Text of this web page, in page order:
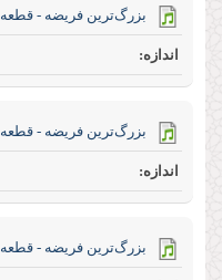
بزرگ‌ترین فریضه - قطعه 8- ص 125 - 142
بزرگ‌ترین فریضه - قطعه 9- ص 142 - 165
بزرگ‌ترین فریضه - قطعه 10- ص 167 - 187